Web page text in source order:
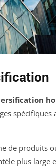
de produits
plus large